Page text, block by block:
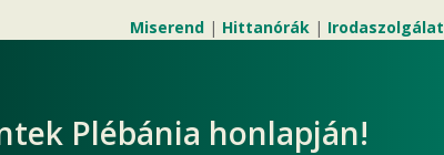
Miserend| Hittanórák| Irodaszolgálat
Plébánia honlapján!